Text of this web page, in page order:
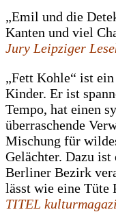
„Emil und die
Kanten und viel
Jury Leipziger
„Fett Kohle“ ist
Kinder. Er ist
Tempo, hat einen
überraschende
Mischung für
Gelächter. Dazu
Berliner Bezirk
lässt wie eine Tüte
TITEL